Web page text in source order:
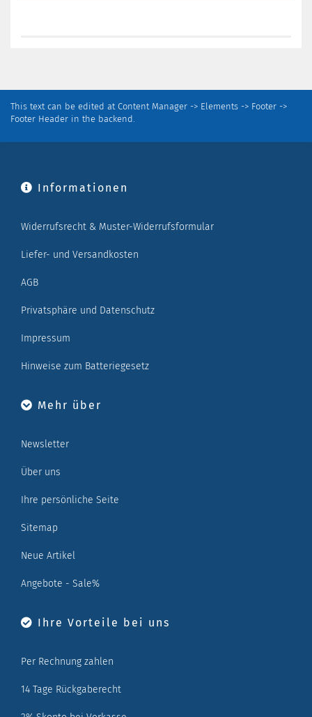
This text can be edited at Content Manager -> Elements -> Footer ->
Footer Header in the backend.
Informationen
Widerrufsrecht & Muster-Widerrufsformular
Liefer- und Versandkosten
AGB
Privatsphäre und Datenschutz
Impressum
Hinweise zum Batteriegesetz
Mehr über
Newsletter
Über uns
Ihre persönliche Seite
Sitemap
Neue Artikel
Angebote - Sale%
Ihre Vorteile bei uns
Per Rechnung zahlen
14 Tage Rückgaberecht